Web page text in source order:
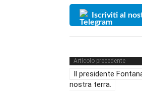
Iscriviti al
Articolo precedente
Il presidente
nostra terra.